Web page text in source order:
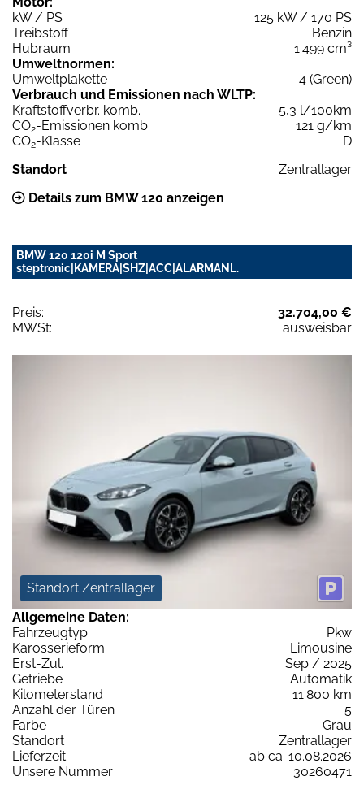
kW / PS
125 kW / 170 PS
Treibstoff
Benzin
Hubraum
1.499 cm³
Umweltnormen:
Umweltplakette
4 (Green)
Verbrauch und Emissionen nach WLTP:
Kraftstoffverbr. komb.
5,3 l/100km
CO2-Emissionen komb.
121 g/km
CO2-Klasse
D
Standort
Zentrallager
Details zum BMW 120 anzeigen
BMW 120 120i M Sport
steptronic|KAMERA|SHZ|ACC|ALARMANL.
Preis:
32.704,00 €
MWSt:
ausweisbar
Standort Zentrallager
Allgemeine Daten:
Fahrzeugtyp
Pkw
Karosserieform
Limousine
Erst-Zul.
Sep / 2025
Getriebe
Automatik
Kilometerstand
11.800 km
Anzahl der Türen
5
Farbe
Grau
Standort
Zentrallager
Lieferzeit
ab ca. 10.08.2026
Unsere Nummer
30260471